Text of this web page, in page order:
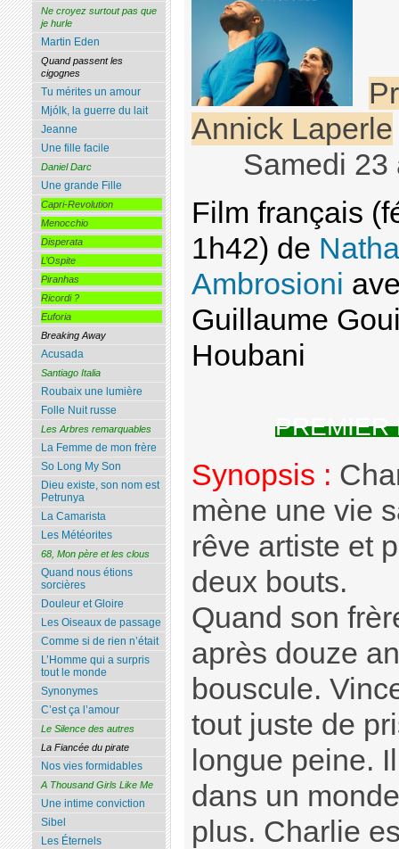
Annick Laperle
Samedi 23
Film français
1h42) de
Ambrosioni
Guillaume
Houbani
PREMIER
Synopsis :
mène une vie
rêve artiste et
deux bouts.
Quand son
après douze
bouscule.
tout juste de
longue peine.
dans un
plus. Charlie
Ne croyez surtout pas que
je hurle
Martin Eden
Quand passent les
cigognes
Tu mérites un amour
Mjólk, la guerre du lait
Jeanne
Une fille facile
Daniel Darc
Une grande Fille
Capri-Revolution
Menocchio
Disperata
L’Ospite
Piranhas
Ricordi ?
Euforia
Breaking Away
Acusada
Santiago Italia
Roubaix une lumière
Folle Nuit russe
Les Arbres remarquables
La Femme de mon frère
So Long My Son
Dieu existe, son nom est
Petrunya
La Camarista
Les Météorites
68, Mon père et les clous
Quand nous étions
sorcières
Douleur et Gloire
Les Oiseaux de passage
Comme si de rien n’était
L’Homme qui a surpris
tout le monde
Synonymes
C’est ça l’amour
Le Silence des autres
La Fiancée du pirate
Nos vies formidables
A Thousand Girls Like Me
Une intime conviction
Sibel
Les Éternels